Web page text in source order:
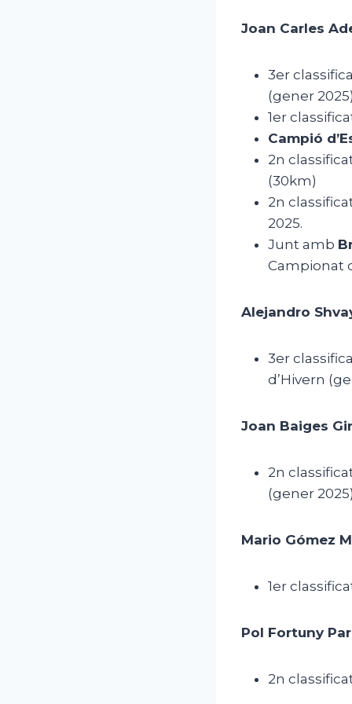
Joan Carles
3er
(gener
1er
Campió
2n
(30km)
2n
2025.
Junt amb
Campionat
Alejandro
3er
d’Hivern
Joan Baiges
2n
(gener
Mario Gómez
1er
Pol Fortuny
2n